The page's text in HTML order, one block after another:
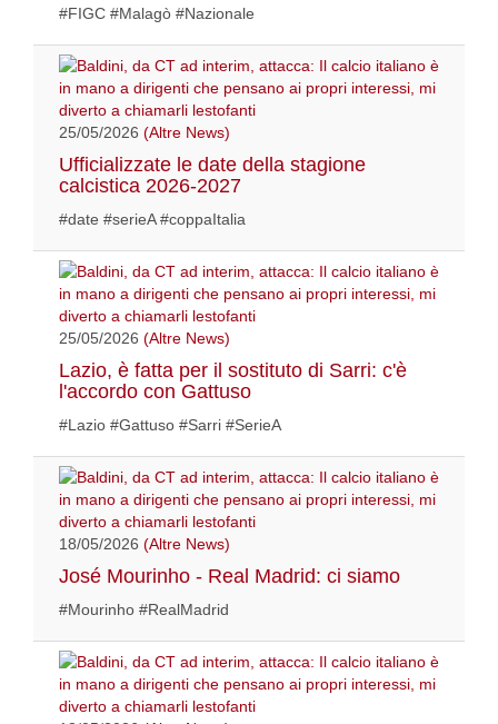
#FIGC #Malagò #Nazionale
25/05/2026 (Altre News)
Ufficializzate le date della stagione
calcistica 2026-2027
#date #serieA #coppaItalia
25/05/2026 (Altre News)
Lazio, è fatta per il sostituto di Sarri: c'è
l'accordo con Gattuso
#Lazio #Gattuso #Sarri #SerieA
18/05/2026 (Altre News)
José Mourinho - Real Madrid: ci siamo
#Mourinho #RealMadrid